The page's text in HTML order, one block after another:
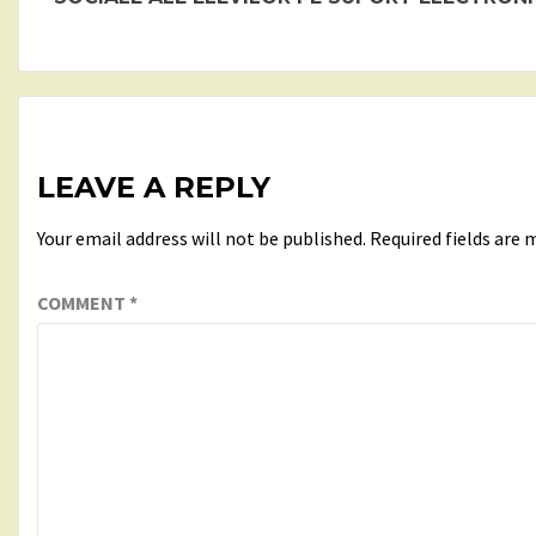
LEAVE A REPLY
Your email address will not be published. Required fields are
COMMENT *